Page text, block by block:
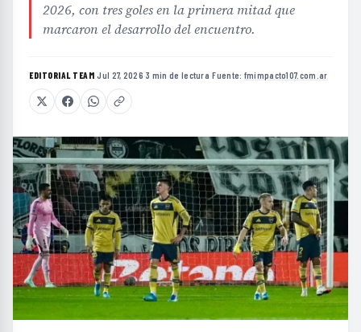
2026, con tres goles en la primera mitad que
marcaron el desarrollo del encuentro.
EDITORIAL TEAM·Jul 27, 2026·3 min de lectura·Fuente: fmimpacto107.com.ar